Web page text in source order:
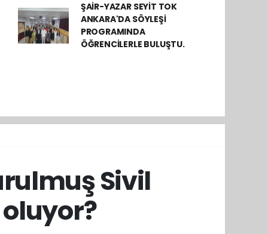
ŞAİR-YAZAR SEYİT TOK
ANKARA'DA SÖYLEŞİ
PROGRAMINDA
ÖĞRENCİLERLE BULUŞTU.
Sivil